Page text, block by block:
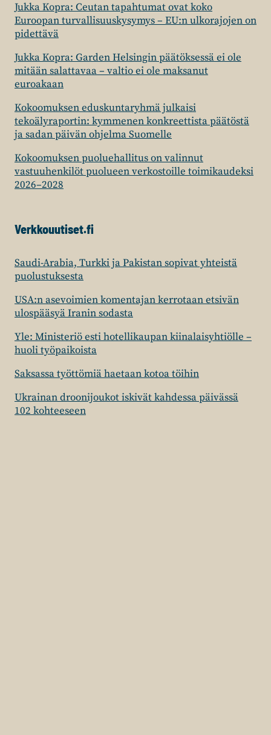
Jukka Kopra: Ceutan tapahtumat ovat koko
Euroopan turvallisuuskysymys – EU:n ulkorajojen on
pidettävä
Jukka Kopra: Garden Helsingin päätöksessä ei ole
mitään salattavaa – valtio ei ole maksanut
euroakaan
Kokoomuksen eduskuntaryhmä julkaisi
tekoälyraportin: kymmenen konkreettista päätöstä
ja sadan päivän ohjelma Suomelle
Kokoomuksen puoluehallitus on valinnut
vastuuhenkilöt puolueen verkostoille toimikaudeksi
2026–2028
Verkkouutiset.fi
Saudi-Arabia, Turkki ja Pakistan sopivat yhteistä
puolustuksesta
USA:n asevoimien komentajan kerrotaan etsivän
ulospääsyä Iranin sodasta
Yle: Ministeriö esti hotellikaupan kiinalaisyhtiölle –
huoli työpaikoista
Saksassa työttömiä haetaan kotoa töihin
Ukrainan droonijoukot iskivät kahdessa päivässä
102 kohteeseen